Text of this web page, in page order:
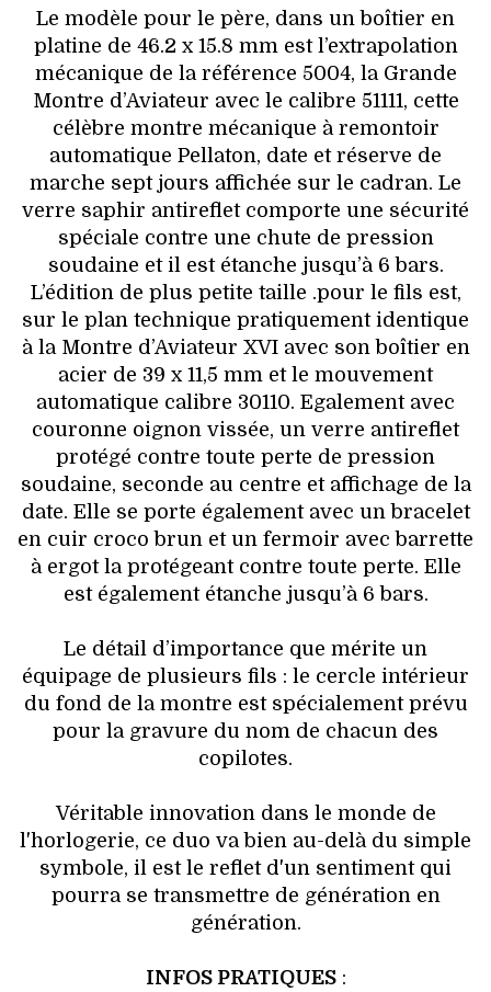
Le modèle pour le père, dans un boîtier en
platine de 46.2 x 15.8 mm est l’extrapolation
mécanique de la référence 5004, la Grande
Montre d’Aviateur avec le calibre 51111, cette
célèbre montre mécanique à remontoir
automatique Pellaton, date et réserve de
marche sept jours affichée sur le cadran. Le
verre saphir antireflet comporte une sécurité
spéciale contre une chute de pression
soudaine et il est étanche jusqu’à 6 bars.
L’édition de plus petite taille .pour le fils est,
sur le plan technique pratiquement identique
à la Montre d’Aviateur XVI avec son boîtier en
acier de 39 x 11,5 mm et le mouvement
automatique calibre 30110. Egalement avec
couronne oignon vissée, un verre antireflet
protégé contre toute perte de pression
soudaine, seconde au centre et affichage de la
date. Elle se porte également avec un bracelet
en cuir croco brun et un fermoir avec barrette
à ergot la protégeant contre toute perte. Elle
est également étanche jusqu’à 6 bars.
Le détail d’importance que mérite un
équipage de plusieurs fils : le cercle intérieur
du fond de la montre est spécialement prévu
pour la gravure du nom de chacun des
copilotes.
Véritable innovation dans le monde de
l'horlogerie, ce duo va bien au-delà du simple
symbole, il est le reflet d'un sentiment qui
pourra se transmettre de génération en
génération.
INFOS PRATIQUES: